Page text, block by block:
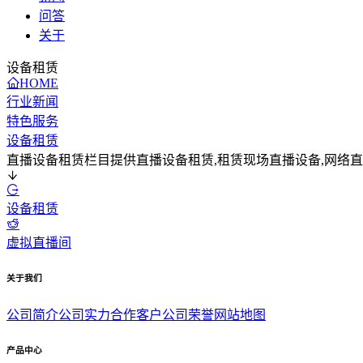
问答
关于
设备租赁
HOME
行业新闻
特色服务
设备租赁
直播设备租赁栏目提供直播设备租赁,租赁现场直播设备,网络
设备租赁
虚拟直播间
关于我们
公司简介公司实力合作客户公司荣誉网站地图
产品中心